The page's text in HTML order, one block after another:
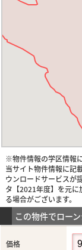
※物件情報の学区情報
当サイト物件情報に記
ウンロードサービスが
タ【2021年度】を元に
る場合がございます。
この物件でロー
価格